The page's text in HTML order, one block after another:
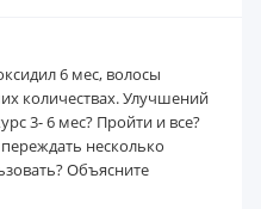
6 мес, волосы
количествах. Улучшений
3- 6 мес? Пройти и все?
несколько
Объясните